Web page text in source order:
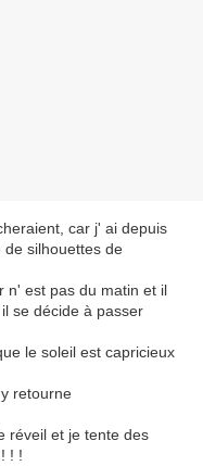
car j' ai depuis
silhouettes de
n' est pas du matin et il
se décide à passer
le soleil est capricieux
retourne
réveil et je tente des
! !